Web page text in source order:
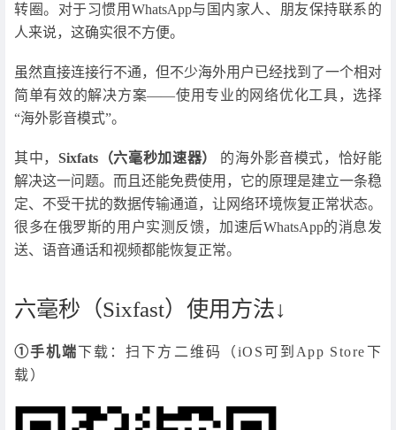
转圈。对于习惯用WhatsApp与国内家人、朋友保持联系的
人来说，这确实很不方便。
虽然直接连接行不通，但不少海外用户已经找到了一个相对
简单有效的解决方案——使用专业的网络优化工具，选择
“海外影音模式”。
其中， Sixfats（六毫秒加速器）
的海外影音模式，恰好能
解决这一问题。而且还能免费使用，它的原理是建立一条稳
定、不受干扰的数据传输通道，让网络环境恢复正常状态。
很多在俄罗斯的用户实测反馈，加速后WhatsApp的消息发
送、语音通话和视频都能恢复正常。
六毫秒（Sixfast）使用方法↓
①手机端下载：扫下方二维码（iOS可到App Store下
载）